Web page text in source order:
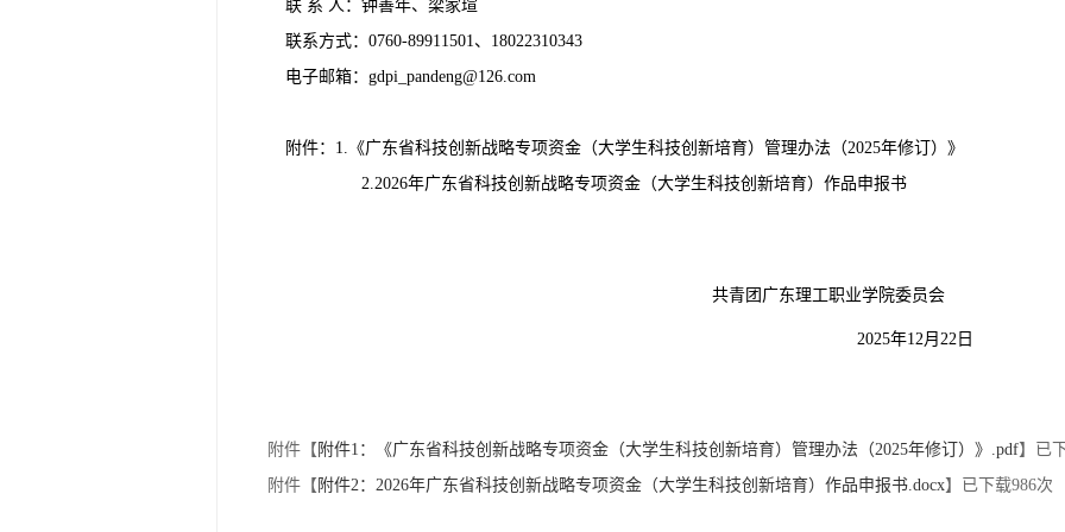
联 系 人：钟善年、梁家瑄
联系方式：0760-89911501、18022310343
电子邮箱：gdpi_pandeng@126.com
附件：1.《广东省科技创新战略专项资金（大学生科技创新培育）管理办法（2025年修订）》
2.2026年广东省科技创新战略专项资金（大学生科技创新培育）作品申报书
共青团广东理工职业学院委员会
2025年12月22日
附件【 附件1：《广东省科技创新战略专项资金（大学生科技创新培育）管理办法（2025年修订）》.pdf】已
附件【 附件2：2026年广东省科技创新战略专项资金（大学生科技创新培育）作品申报书.docx】已下载986次